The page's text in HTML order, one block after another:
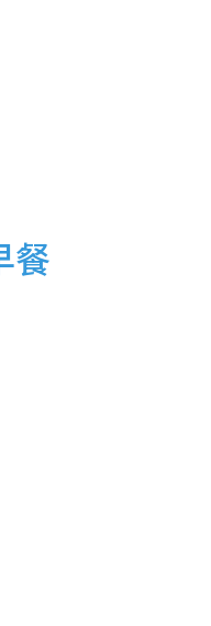
餐